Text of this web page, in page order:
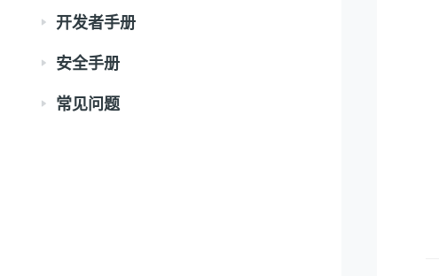
开发者手册
安全手册
常见问题